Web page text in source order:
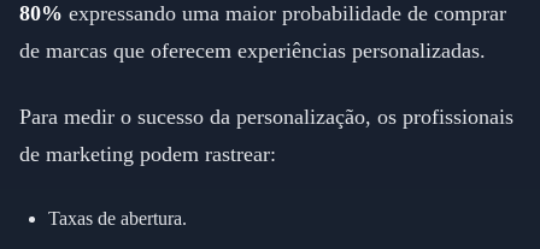
80% expressando uma maior probabilidade de comprar
de marcas que oferecem experiências personalizadas.
Para medir o sucesso da personalização, os profissionais
de marketing podem rastrear:
Taxas de abertura.